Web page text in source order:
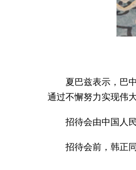
夏巴兹表示，巴
通过不懈努力实现伟
招待会由中国人
招待会前，韩正